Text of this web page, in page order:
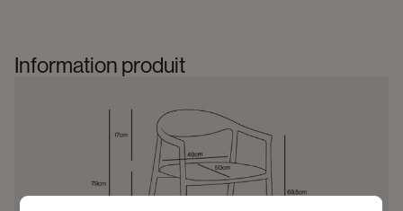
Information produit